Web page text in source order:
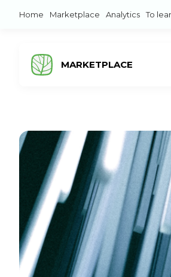
Home Marketplace Analytics To
MARKETPLACE